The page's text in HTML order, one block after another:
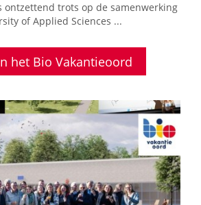
ontzettend trots op de samenwerking
of Applied Sciences ...
het Bio Vakantieoord